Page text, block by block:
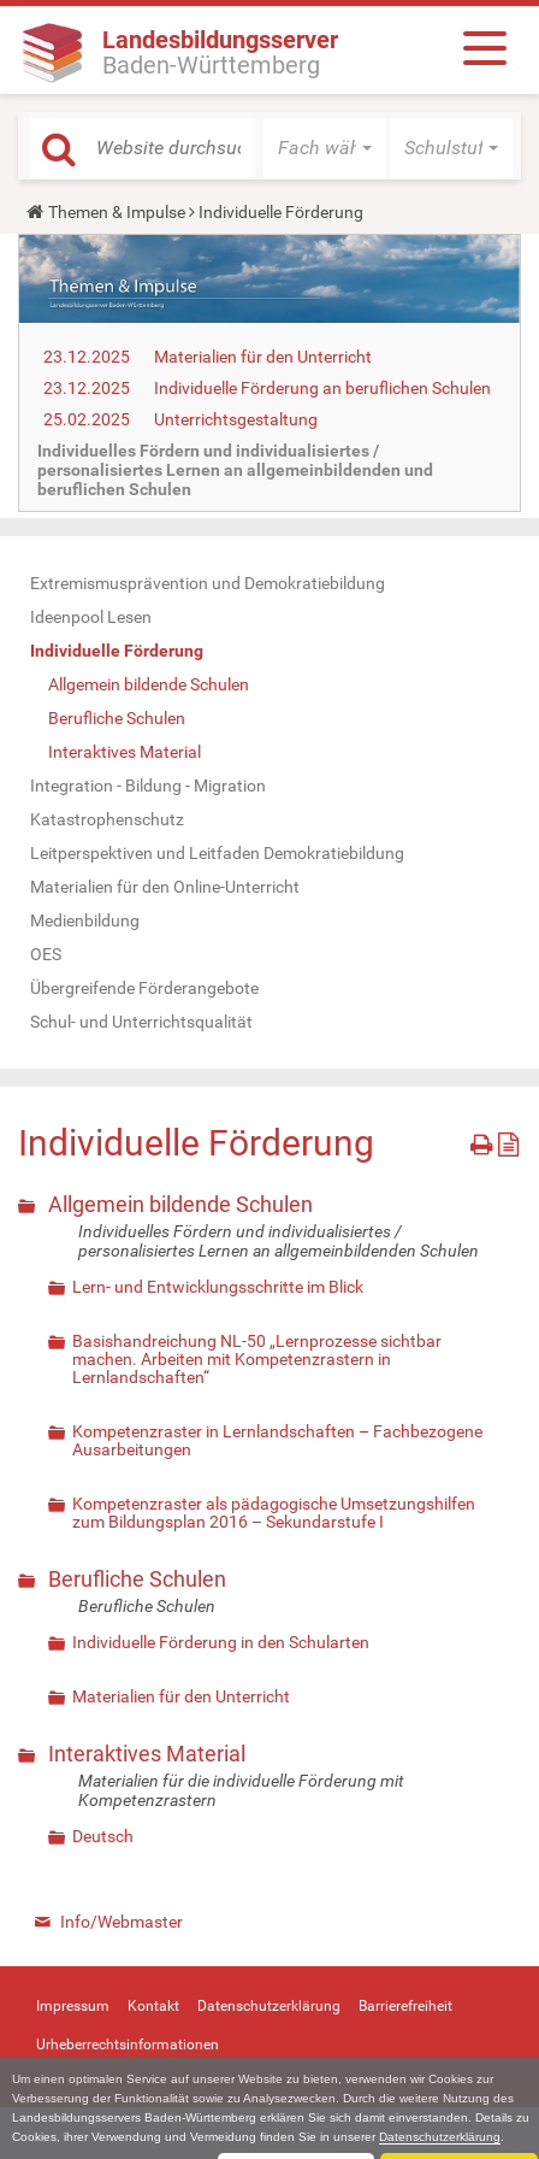
Um einen optimalen Service auf unserer Website zu bieten, verwenden wir Cookies zur
Verbesserung der Funktionalität sowie zu Analysezwecken. Durch die weitere Nutzung des
Landesbildungsservers Baden-Württemberg erklären Sie sich damit einverstanden. Details zu
Cookies, ihrer Verwendung und Vermeidung finden Sie in unserer Datenschutzerklärung
Landesbildungsserver
Baden-Württemberg
Fach wählen Schulstufe
Y
o
u
a
r
e
h
r
e
Themen & Impulse Individuelle Förderung
23.12.2025
Materialien für den Unterricht
23.12.2025
Individuelle Förderung an beruflichen Schulen
25.02.2025
Unterrichtsgestaltung
Individuelles Fördern und individualisiertes /
personalisiertes Lernen an allgemeinbildenden und
beruflichen Schulen
N
a
v
i
o
n
Extremismusprävention und Demokratiebildung
Ideenpool Lesen
Individuelle Förderung
Allgemein bildende Schulen
Berufliche Schulen
Interaktives Material
Integration - Bildung - Migration
Katastrophenschutz
Leitperspektiven und Leitfaden Demokratiebildung
Materialien für den Online-Unterricht
Medienbildung
OES
Übergreifende Förderangebote
Schul- und Unterrichtsqualität
Individuelle Förderung
Allgemein bildende Schulen
Individuelles Fördern und individualisiertes /
personalisiertes Lernen an allgemeinbildenden Schulen
Lern- und Entwicklungsschritte im Blick
Basishandreichung NL-50 „Lernprozesse sichtbar
machen. Arbeiten mit Kompetenzrastern in
Lernlandschaften“
Kompetenzraster in Lernlandschaften – Fachbezogene
Ausarbeitungen
Kompetenzraster als pädagogische Umsetzungshilfen
zum Bildungsplan 2016 – Sekundarstufe I
Berufliche Schulen
Berufliche Schulen
Individuelle Förderung in den Schularten
Materialien für den Unterricht
Interaktives Material
Materialien für die individuelle Förderung mit
Kompetenzrastern
Deutsch
Info/Webmaster
Impressum Kontakt Datenschutzerklärung Barrierefreiheit
Urheberrechtsinformationen